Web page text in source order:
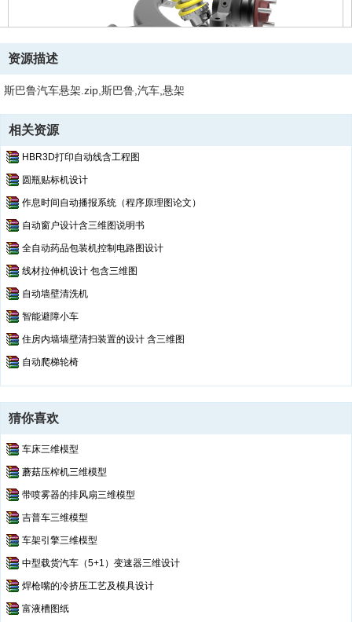
资源描述
斯巴鲁汽车悬架.zip,斯巴鲁,汽车,悬架
相关资源
HBR3D打印自动线含工程图
圆瓶贴标机设计
作息时间自动播报系统（程序原理图论文）
自动窗户设计含三维图说明书
全自动药品包装机控制电路图设计
线材拉伸机设计 包含三维图
自动墙壁清洗机
智能避障小车
住房内墙墙壁清扫装置的设计 含三维图
自动爬梯轮椅
猜你喜欢
车床三维模型
蘑菇压榨机三维模型
带喷雾器的排风扇三维模型
吉普车三维模型
车架引擎三维模型
中型载货汽车（5+1）变速器三维设计
焊枪嘴的冷挤压工艺及模具设计
富液槽图纸